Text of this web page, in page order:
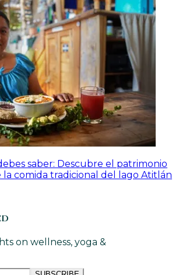
saber: Descubre el patrimonio
comida tradicional del lago Atitlán
on wellness, yoga &